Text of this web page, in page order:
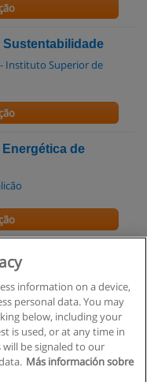
Sustentabilidade
- Instituto Superior de
de
Sociais e da
information on a device,
personal data. You may
below, including your
is used, or at any time in
will be signaled to our
Más información sobre